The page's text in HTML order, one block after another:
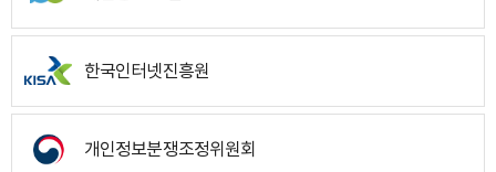
한국인터넷진흥원
개인정보분쟁조정위원회